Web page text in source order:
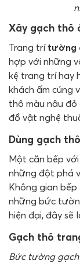
Xây gạch thô
Trang trí tường
hợp với những
kệ trang trí hay
khách ấm cúng
thô màu nâu
đồ vật nghệ
Dùng gạch
Một căn bếp với
những đột phá
Không gian
những bức
hiện đại, đây sẽ
Gạch thô
Bức tường gạch